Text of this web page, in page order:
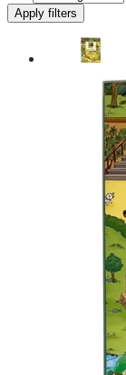
Apply filters